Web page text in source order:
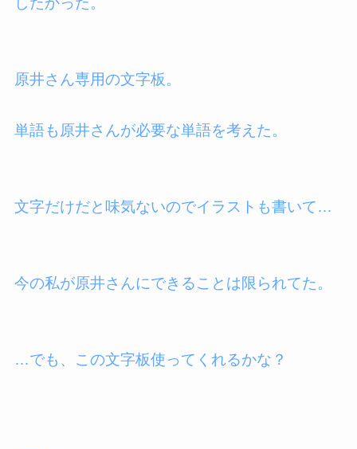
原井さん専用の文字板。
単語も原井さんが必要な単語を考えた。
文字だけだと味気ないのでイラストも書いて…
今の私が原井さんにできることは限られてた。
…でも、この文字板使ってくれるかな？